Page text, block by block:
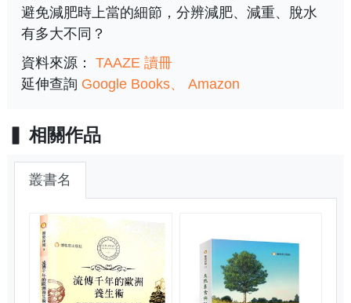
避免減肥時上當的細節，分辨減肥、減重、脫水
有多大不同？
資料來源： TAAZE 讀冊
延伸查詢 Google Books Amazon
相關作品
叢書名